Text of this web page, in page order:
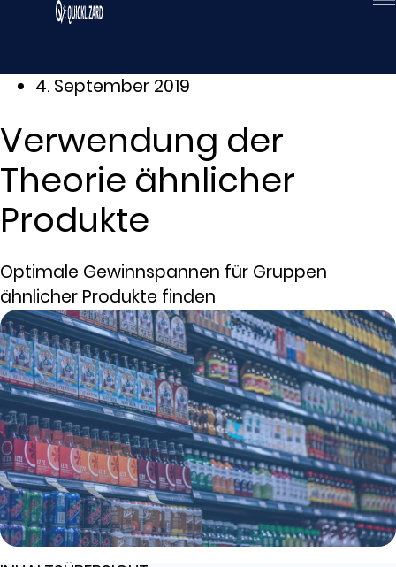
4. September 2019
Verwendung der
Theorie ähnlicher
Produkte
Optimale Gewinnspannen für Gruppen
ähnlicher Produkte finden